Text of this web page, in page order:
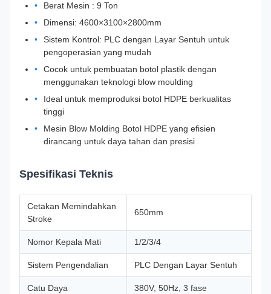
Berat Mesin : 9 Ton
Dimensi: 4600×3100×2800mm
Sistem Kontrol: PLC dengan Layar Sentuh untuk
pengoperasian yang mudah
Cocok untuk pembuatan botol plastik dengan
menggunakan teknologi blow moulding
Ideal untuk memproduksi botol HDPE berkualitas
tinggi
Mesin Blow Molding Botol HDPE yang efisien
dirancang untuk daya tahan dan presisi
Spesifikasi Teknis
Cetakan Memindahkan
Stroke
650mm
Nomor Kepala Mati 1/2/3/4
Sistem Pengendalian PLC Dengan Layar Sentuh
Catu Daya 380V, 50Hz, 3 fase